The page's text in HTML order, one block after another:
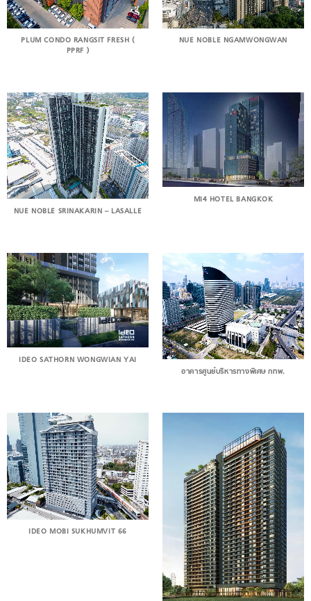
PLUM CONDO RANGSIT FRESH (
PPRF )
NUE NOBLE NGAMWONGWAN
NUE NOBLE SRINAKARIN – LASALLE
MI4 HOTEL BANGKOK
IDEO SATHORN WONGWIAN YAI
อาคารศูนย์บริหารทางพิเศษ กทพ.
IDEO MOBI SUKHUMVIT 66